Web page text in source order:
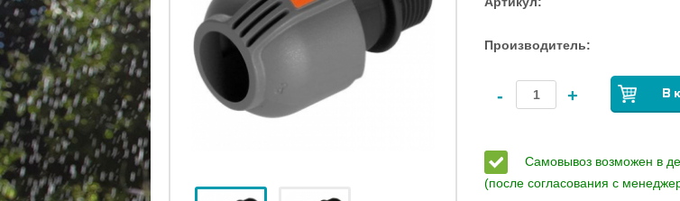
Производитель:
- +
Самовывоз возможен в
(после согласования с